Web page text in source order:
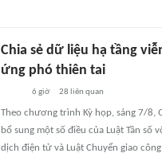
Chia sẻ dữ liệu hạ tầng
ứng phó thiên tai
6 giờ 28 liên quan
Theo chương trình Kỳ họp, sáng 7/8,
bổ sung một số điều của Luật Tần số
dịch điện tử và Luật Chuyển giao